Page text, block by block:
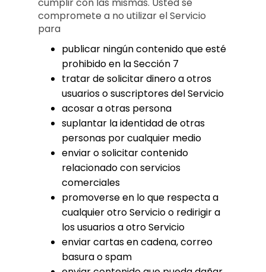
compromete a no utilizar el Servicio
para
publicar ningún contenido que esté
prohibido en la Sección 7
tratar de solicitar dinero a otros
usuarios o suscriptores del Servicio
acosar a otras persona
suplantar la identidad de otras
personas por cualquier medio
enviar o solicitar contenido
relacionado con servicios
comerciales
promoverse en lo que respecta a
cualquier otro Servicio o redirigir a
los usuarios a otro Servicio
enviar cartas en cadena, correo
basura o spam